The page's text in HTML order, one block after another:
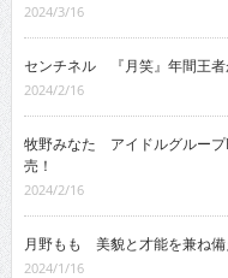
2024/3/16
センチネル 『月笑』年間王者
2024/2/16
牧野みなた アイドルグルー
売！
2024/2/16
月野もも 美貌と才能を兼ね備
2024/1/16